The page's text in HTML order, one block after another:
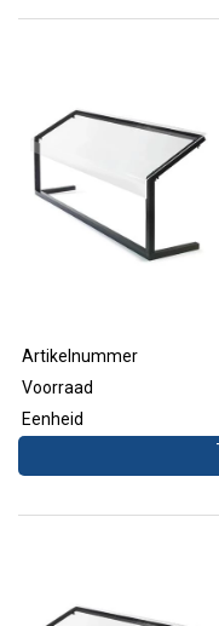
Artikelnummer
Voorraad
Eenheid